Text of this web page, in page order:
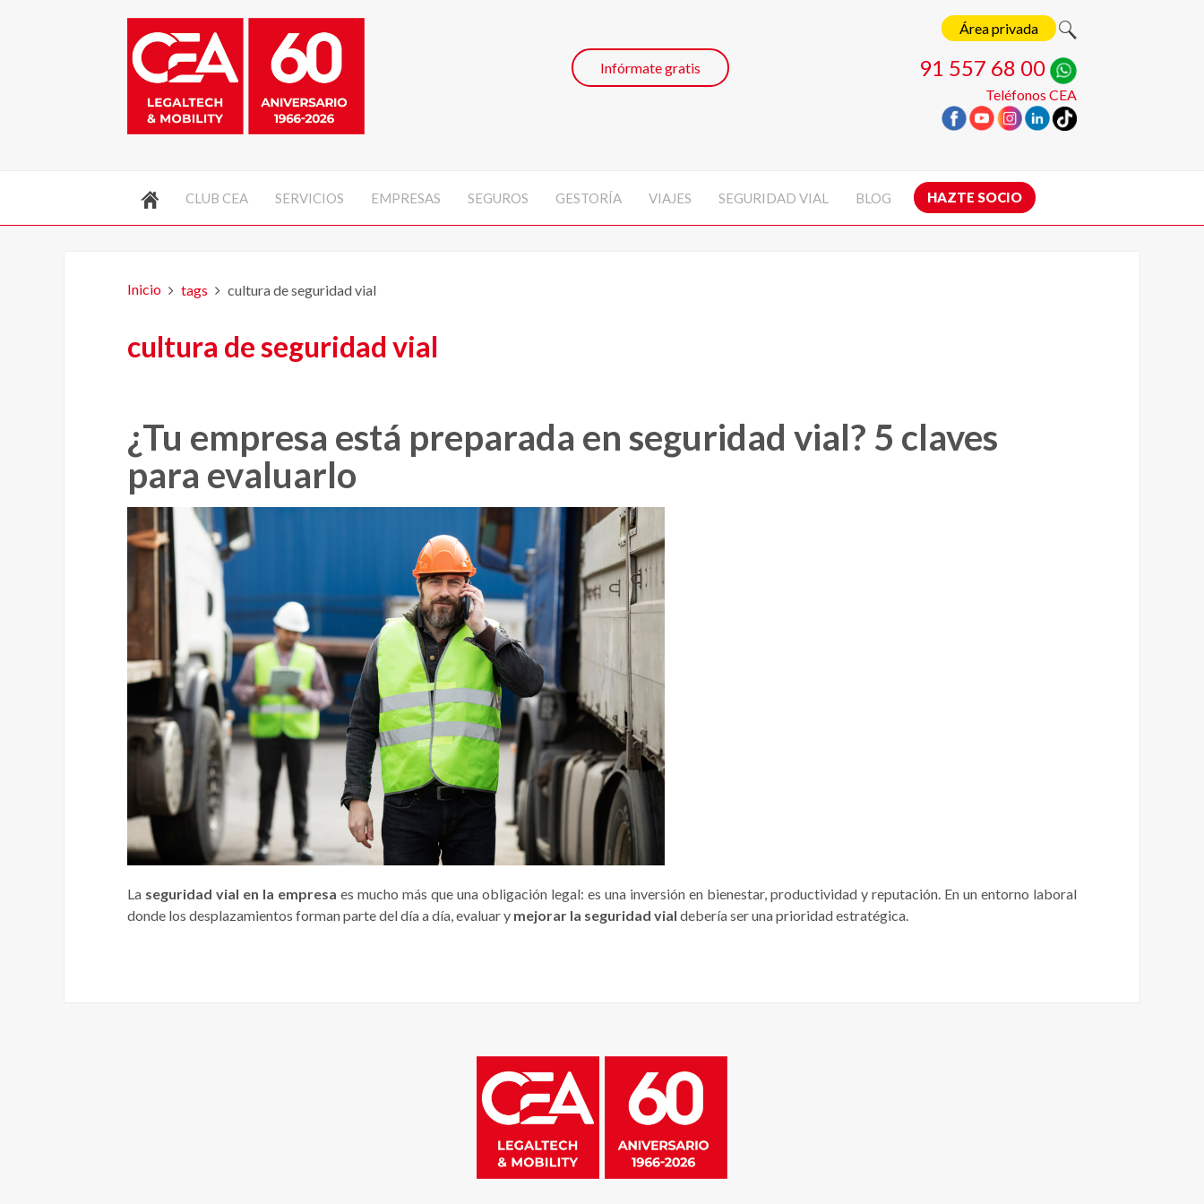
Área privada
91 557 68 00
Teléfonos CEA
Infórmate gratis
CLUB CEA SERVICIOS EMPRESAS SEGUROS GESTORÍA VIAJES SEGURIDAD VIAL BLOG HAZTE SOCIO
Inicio tags cultura de seguridad vial
cultura de seguridad vial
¿Tu empresa está preparada en seguridad vial? 5 claves
para evaluarlo
La seguridad vial en la empresa es mucho más que una obligación legal: es una inversión en bienestar, productividad y reputación. En un entorno laboral
donde los desplazamientos forman parte del día a día, evaluar y mejorar la seguridad vial debería ser una prioridad estratégica.